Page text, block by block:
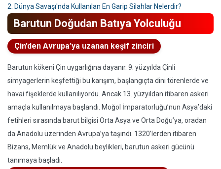
2. Dünya Savaşı'nda Kullanılan En Garip Silahlar Nelerdir?
Barutun Doğudan Batıya Yolculuğu
Çin’den Avrupa’ya uzanan keşif zinciri
Barutun kökeni Çin uygarlığına dayanır. 9. yüzyılda Çinli
simyagerlerin keşfettiği bu karışım, başlangıçta dini törenlerde ve
havai fişeklerde kullanılıyordu. Ancak 13. yüzyıldan itibaren askeri
amaçla kullanılmaya başlandı. Moğol İmparatorluğu’nun Asya’daki
fetihleri sırasında barut bilgisi Orta Asya ve Orta Doğu’ya, oradan
da Anadolu üzerinden Avrupa’ya taşındı. 1320’lerden itibaren
Bizans, Memlük ve Anadolu beylikleri, barutun askeri gücünü
tanımaya başladı.